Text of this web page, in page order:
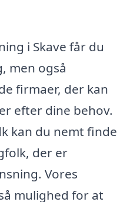
i Skave får du
men også
firmaer, der kan
efter dine behov.
kan du nemt finde
der er
Vores
mulighed for at